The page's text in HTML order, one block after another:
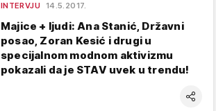
INTERVJU 14.5.2017.
Majice + ljudi: Ana Stanić, Državni
posao, Zoran Kesić i drugi u
specijalnom modnom aktivizmu
pokazali da je STAV uvek u trendu!